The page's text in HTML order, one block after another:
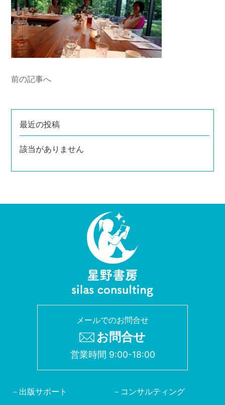
前の記事へ
最近の投稿
該当がありません
メールでのお問合せ
お問合せ
営業時間 9:00-18:00
出版サポート コンサルティング